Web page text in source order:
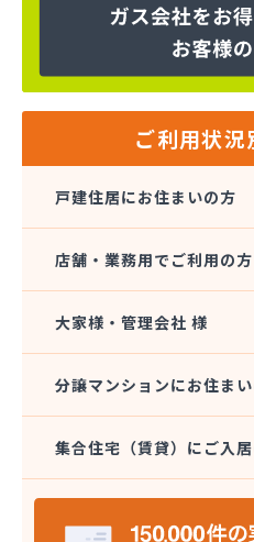
株式会社大進本社
株式会社長栄ガスサービス
株式会社鳥羽
株式会社武重商会 プロ
株式会社武重商会 プロパ
株式会社武重商会 松本支
株式会社北澤商会
株式会社堀内商事
関東ガス株式会社
丸山産業
丸子日通プロパン販売有
宮原酸素株式会社 長野
宮島燃料店
協同組合千曲エルピーガ
ご利用状況
戸建住居にお住まいの方
店舗・業務用でご利用の方
大家様・管理会社 様
分譲マンションにお住ま
集合住宅（賃貸）にご入